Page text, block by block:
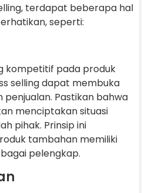
terdapat beberapa hal
seperti:
kompetitif pada produk
selling dapat membuka
penjualan. Pastikan bahwa
menciptakan situasi
pihak. Prinsip ini
tambahan memiliki
pelengkap.